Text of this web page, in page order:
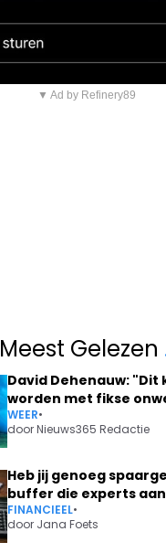
▼ Ad by Refinery89
Meest Gelezen
David Dehenauw:
worden met fikse
WEER•
doorNieuws365 Redactie
Heb jij genoeg
buffer die experts
FINANCIEEL•
door Jana Foets